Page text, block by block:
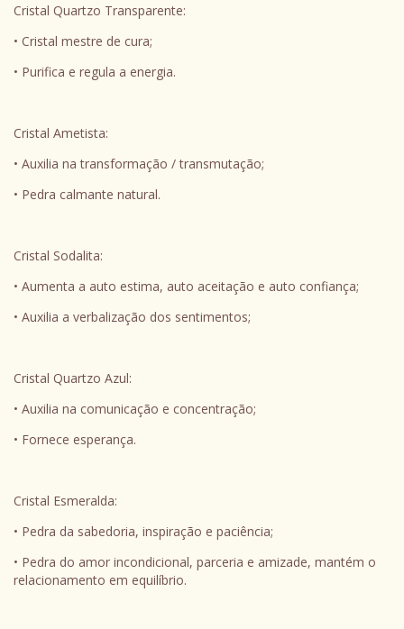
Cristal Quartzo Transparente:
• Cristal mestre de cura;
• Purifica e regula a energia.
Cristal Ametista:
• Auxilia na transformação / transmutação;
• Pedra calmante natural.
Cristal Sodalita:
• Aumenta a auto estima, auto aceitação e auto confiança;
• Auxilia a verbalização dos sentimentos;
Cristal Quartzo Azul:
• Auxilia na comunicação e concentração;
• Fornece esperança.
Cristal Esmeralda:
• Pedra da sabedoria, inspiração e paciência;
• Pedra do amor incondicional, parceria e amizade, mantém o
relacionamento em equilíbrio.